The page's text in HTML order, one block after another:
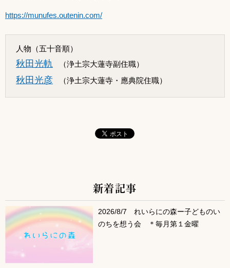
https://munufes.outenin.com/
人物（五十音順）
秋田光軌 （浄土宗大蓮寺副住職）
秋田光彦 （浄土宗大蓮寺・應典院住職）
サブコンテンツ
新着記事
2026/8/7 れいらにの森ー子どものい
のちを想う会 ＊毎月第１金曜